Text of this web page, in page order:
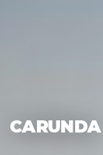
CARUNDA